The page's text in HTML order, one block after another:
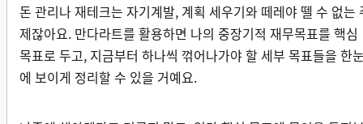
돈 관리나 재테크는 자기계발, 계획 세우기와 떼레야 뗄 수 없는
제잖아요. 만다라트를 활용하면 나의 중장기적 재무목표를 핵심
목표로 두고, 지금부터 하나씩 꺾어나가야 할 세부 목표들을 한
에 보이게 정리할 수 있을 거예요.